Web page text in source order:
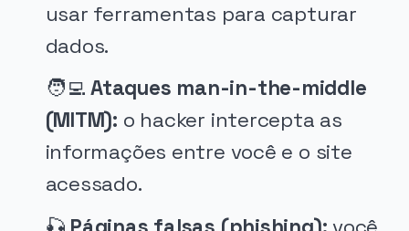
usar ferramentas para capturar
dados.
🧑‍💻Ataques man-in-the-middle
(MITM): o hacker intercepta as
informações entre você e o site
acessado.